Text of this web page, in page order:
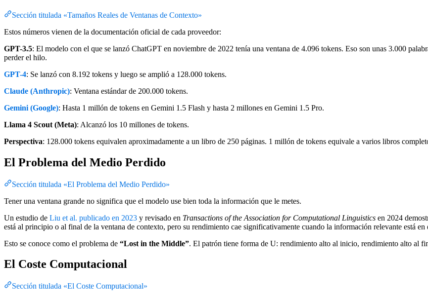
Sección titulada «Tamaños Reales de Ventanas de Contexto»
Estos números vienen de la documentación oficial de cada proveedor:
GPT-3.5: El modelo con el que se lanzó ChatGPT en noviembre de 2022 tenía una ventana de 4.096 tokens. Eso son unas 3.000
perder el hilo.
GPT-4: Se lanzó con 8.192 tokens y luego se amplió a 128.000 tokens.
Claude (Anthropic): Ventana estándar de 200.000 tokens.
Gemini (Google): Hasta 1 millón de tokens en Gemini 1.5 Flash y hasta 2 millones en Gemini 1.5 Pro.
Llama 4 Scout (Meta): Alcanzó los 10 millones de tokens.
Perspectiva: 128.000 tokens equivalen aproximadamente a un libro de 250 páginas. 1 millón de tokens equivale a varios libros
El Problema del Medio Perdido
Sección titulada «El Problema del Medio Perdido»
Tener una ventana grande no significa que el modelo use bien toda la información que le metes.
Un estudio de Liu et al. publicado en 2023 y revisado en Transactions of the Association for Computational Linguistics en 2024
está al principio o al final de la ventana de contexto, pero su rendimiento cae significativamente cuando la información relevante está en
Esto se conoce como el problema de “Lost in the Middle”. El patrón tiene forma de U: rendimiento alto al inicio, rendimiento alto al
El Coste Computacional
Sección titulada «El Coste Computacional»